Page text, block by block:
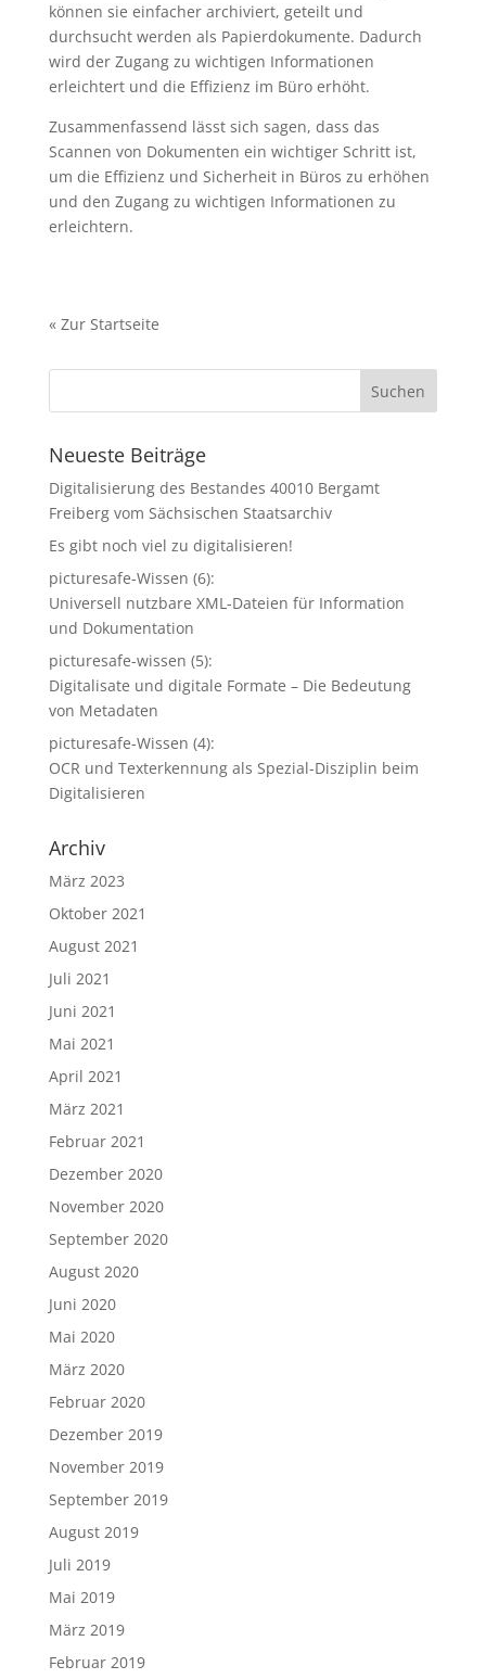
können sie einfacher archiviert, geteilt und
durchsucht werden als Papierdokumente. Dadurch
wird der Zugang zu wichtigen Informationen
erleichtert und die Effizienz im Büro erhöht.
Zusammenfassend lässt sich sagen, dass das
Scannen von Dokumenten ein wichtiger Schritt ist,
um die Effizienz und Sicherheit in Büros zu erhöhen
und den Zugang zu wichtigen Informationen zu
erleichtern.
« Zur Startseite
Neueste Beiträge
Digitalisierung des Bestandes 40010 Bergamt
Freiberg vom Sächsischen Staatsarchiv
Es gibt noch viel zu digitalisieren!
picturesafe-Wissen (6):
Universell nutzbare XML-Dateien für Information
und Dokumentation
picturesafe-wissen (5):
Digitalisate und digitale Formate – Die Bedeutung
von Metadaten
picturesafe-Wissen (4):
OCR und Texterkennung als Spezial-Disziplin beim
Digitalisieren
Archiv
März 2023
Oktober 2021
August 2021
Juli 2021
Juni 2021
Mai 2021
April 2021
März 2021
Februar 2021
Dezember 2020
November 2020
September 2020
August 2020
Juni 2020
Mai 2020
März 2020
Februar 2020
Dezember 2019
November 2019
September 2019
August 2019
Juli 2019
Mai 2019
März 2019
Februar 2019